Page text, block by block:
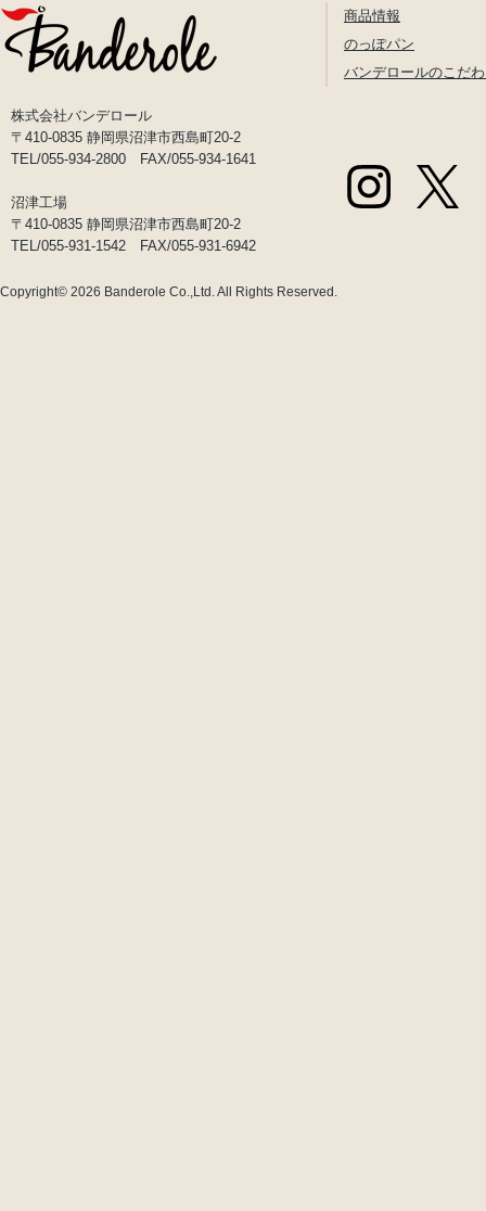
株式会社バンデロール
〒410-0835 静岡県沼津市西島町20-2
TEL/055-934-2800 FAX/055-934-1641
沼津工場
〒410-0835 静岡県沼津市西島町20-2
TEL/055-931-1542 FAX/055-931-6942
商品情報
のっぽパン
バンデロールのこだ
Copyright© 2026 Banderole Co.,Ltd.All Rights Reserved.